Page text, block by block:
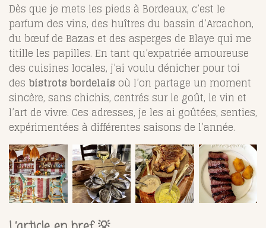
Dès que je mets les pieds à Bordeaux, c’est le
parfum des vins, des huîtres du bassin d’Arcachon,
du bœuf de Bazas et des asperges de Blaye qui me
titille les papilles. En tant qu’expatriée amoureuse
des cuisines locales, j’ai voulu dénicher pour toi
des bistrots bordelais où l’on partage un moment
sincère, sans chichis, centrés sur le goût, le vin et
l’art de vivre. Ces adresses, je les ai goûtées, senties,
expérimentées à différentes saisons de l’année.